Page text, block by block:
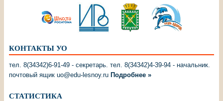
КОНТАКТЫ УО
тел. 8(34342)6-91-49 - секретарь. тел. 8(34342)4-39-94 - начальник.
почтовый ящик uo@edu-lesnoy.ru Подробнее »
СТАТИСТИКА